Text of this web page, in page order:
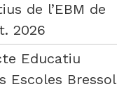
de l’EBM de
2026
Educatiu
Escoles Bressol